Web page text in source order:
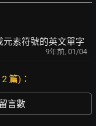
元素符號的英文單字
9年前, 01/04
篇)：
言數